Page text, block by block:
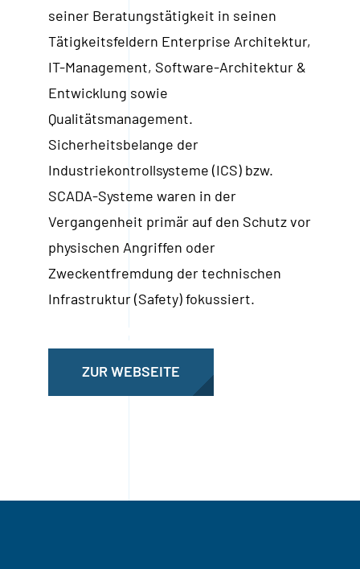
seiner Beratungstätigkeit in seinen
Tätigkeitsfeldern Enterprise Architektur,
IT-Management, Software-Architektur &
Entwicklung sowie
Qualitätsmanagement.
Sicherheitsbelange der
Industriekontrollsysteme (ICS) bzw.
SCADA-Systeme waren in der
Vergangenheit primär auf den Schutz vor
physischen Angriffen oder
Zweckentfremdung der technischen
Infrastruktur (Safety) fokussiert.
ZUR WEBSEITE